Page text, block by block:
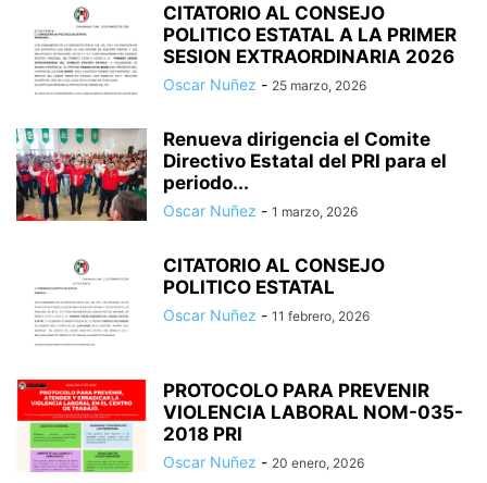
CITATORIO AL CONSEJO
POLITICO ESTATAL A LA PRIMER
SESION EXTRAORDINARIA 2026
Oscar Nuñez - 25 marzo, 2026
Renueva dirigencia el Comite
Directivo Estatal del PRI para el
periodo...
Oscar Nuñez - 1 marzo, 2026
CITATORIO AL CONSEJO
POLITICO ESTATAL
Oscar Nuñez - 11 febrero, 2026
PROTOCOLO PARA PREVENIR
VIOLENCIA LABORAL NOM-035-
2018 PRI
Oscar Nuñez - 20 enero, 2026